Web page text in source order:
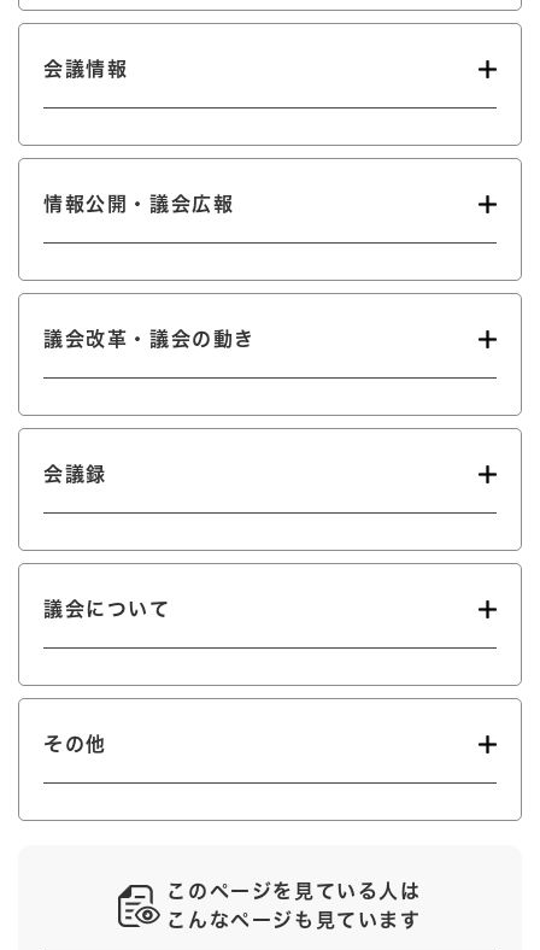
会議情報
情報公開・議会広報
議会改革・議会の動き
会議録
議会について
その他
このページを見ている人は
こんなページも見ています